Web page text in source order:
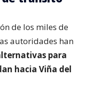
de los miles de
autoridades han
para
hacia Viña del